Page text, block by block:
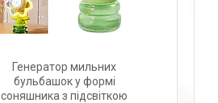
Генератор мильних
бульбашок у формі
соняшника з підсвіткою